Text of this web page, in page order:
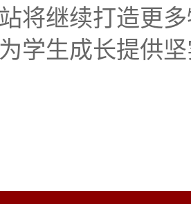
将继续打造更
学生成长提供